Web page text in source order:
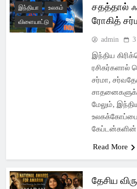
இந்தியா
உலகம்
விளையாட்டு
சதத்தால்
ரோகித்
admin 3
இந்திய
ரசிகர்களால்
சர்மா,
மேலும்,
Read More
தேசிய